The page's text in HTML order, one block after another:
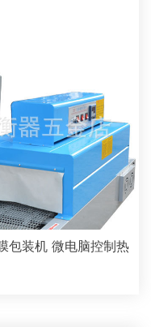
包装机 微电脑控制热